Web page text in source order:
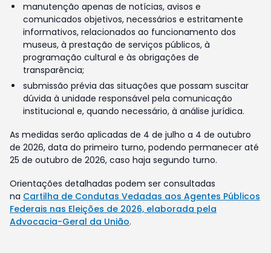
manutenção apenas de notícias, avisos e
comunicados objetivos, necessários e estritamente
informativos, relacionados ao funcionamento dos
museus, à prestação de serviços públicos, à
programação cultural e às obrigações de
transparência;
submissão prévia das situações que possam suscitar
dúvida à unidade responsável pela comunicação
institucional e, quando necessário, à análise jurídica.
As medidas serão aplicadas de 4 de julho a 4 de outubro
de 2026, data do primeiro turno, podendo permanecer até
25 de outubro de 2026, caso haja segundo turno.
Orientações detalhadas podem ser consultadas
na Cartilha de Condutas Vedadas aos Agentes Públicos
Federais nas Eleições de 2026, elaborada pela
Advocacia-Geral da União.